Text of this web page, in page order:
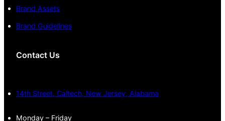
Brand Assets
Brand Guidelines
Contact Us
14th Street, Caltech, New Jersey, Alabama
Monday – Friday